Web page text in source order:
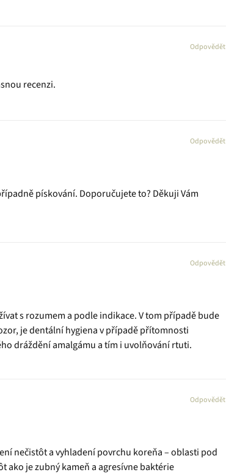
recenzi.
Odpovědět
pískování. Doporučujete to? Děkuji Vám
Odpovědět
s rozumem a podle indikace. V tom případě bude
je dentální hygiena v případě přítomnosti
dráždění amalgámu a tím i uvolňování rtuti.
Odpovědět
nečistôt a vyhladení povrchu koreňa – oblasti pod
ako je zubný kameň a agresívne baktérie
Odpovědět